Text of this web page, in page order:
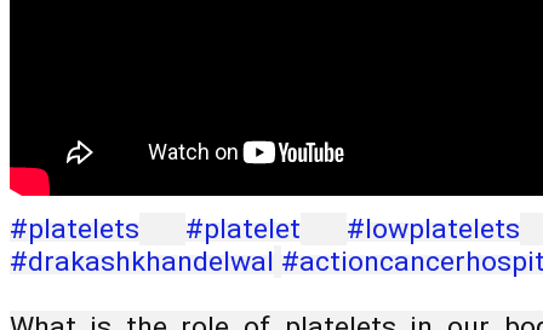
#platelets #platelet
#lowplatelets
#drakashkhandelwal